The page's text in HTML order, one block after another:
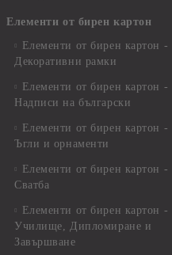
Елементи от бирен картон
Елементи от бирен картон -
Декоративни рамки
Елементи от бирен картон -
Надписи на български
Елементи от бирен картон -
Ъгли и орнаменти
Елементи от бирен картон -
Сватба
Елементи от бирен картон -
Училище, Дипломиране и
Завършване